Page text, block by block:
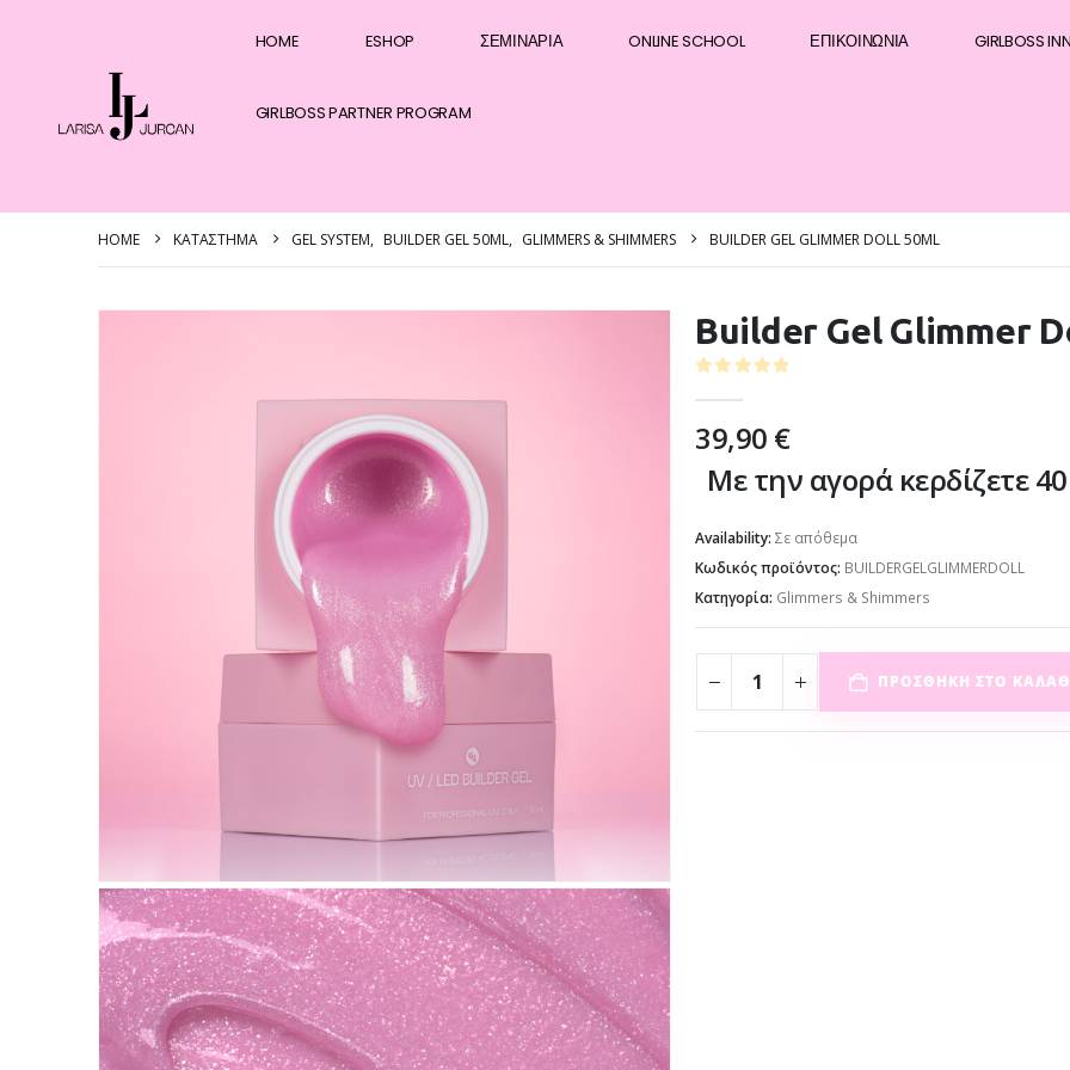
HOME ESHOP ΣΕΜΙΝΆΡΙΑ ONLINE SCHOOL ΕΠΙΚΟΙΝΩΝΊΑ GIRLBOSS
GIRLBOSS PARTNER PROGRAM
HOME ΚΑΤΆΣΤΗΜΑ GEL SYSTEM, BUILDER GEL 50ML, GLIMMERS & SHIMMERS BUILDER GEL GLIMMER DOLL 50ML
Builder Gel Glimmer
39,90 €
Με την αγορά κερδίζετε
Availability: Σε απόθεμα
Κωδικός προϊόντος: BUILDERGELGLIMMERDOLL
Κατηγορία: Glimmers & Shimmers
ΠΡΟΣΘΉΚΗ ΣΤΟ